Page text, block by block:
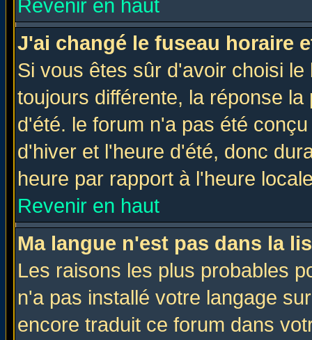
Revenir en haut
J'ai changé le fuseau horaire
Si vous êtes sûr d'avoir choisi
toujours différente, la réponse
d'été. le forum n'a pas été
d'hiver et l'heure d'été, donc
heure par rapport à l'heure
Revenir en haut
Ma langue n'est pas dans la
Les raisons les plus probables
n'a pas installé votre langage
encore traduit ce forum dans